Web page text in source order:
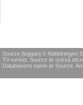
Sourze [loggan] © Nättidningen
TV-verket. Sourze är också ett
Databasens namn är Sourze.